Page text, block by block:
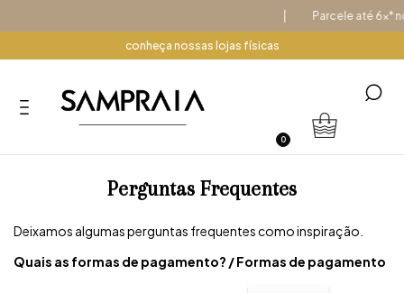
Parcele até 6x*
conheça nossas lojas físicas
0
Perguntas Frequentes
Deixamos algumas perguntas frequentes como inspiração.
Quais as formas de pagamento? / Formas de pagamento